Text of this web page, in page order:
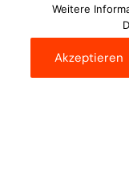
Weitere
Akzeptieren